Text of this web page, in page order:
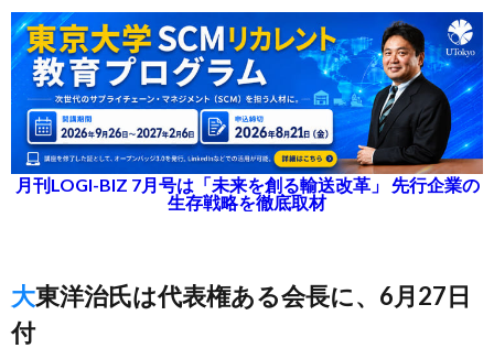
月刊LOGI-BIZ 7月号は「未来を創る輸送改革」 先行企業の
生存戦略を徹底取材
大東洋治氏は代表権ある会長に、6月27日
付